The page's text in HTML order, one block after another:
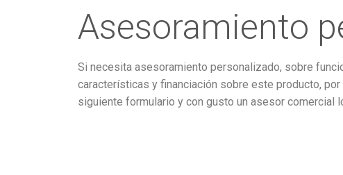
Asesoramiento
Si necesita asesoramiento personalizado, sobre
características y financiación sobre este producto, por
siguiente formulario y con gusto un asesor comercial